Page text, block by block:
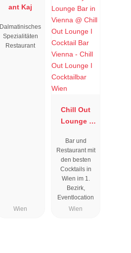
ant Kaj
Dalmatinisches
Spezialitäten
Restaurant
Wien
Chill Out
Lounge I
Wien
Bar und
Restaurant mit
den besten
Cocktails in
Wien im 1.
Bezirk,
Eventlocation
Wien